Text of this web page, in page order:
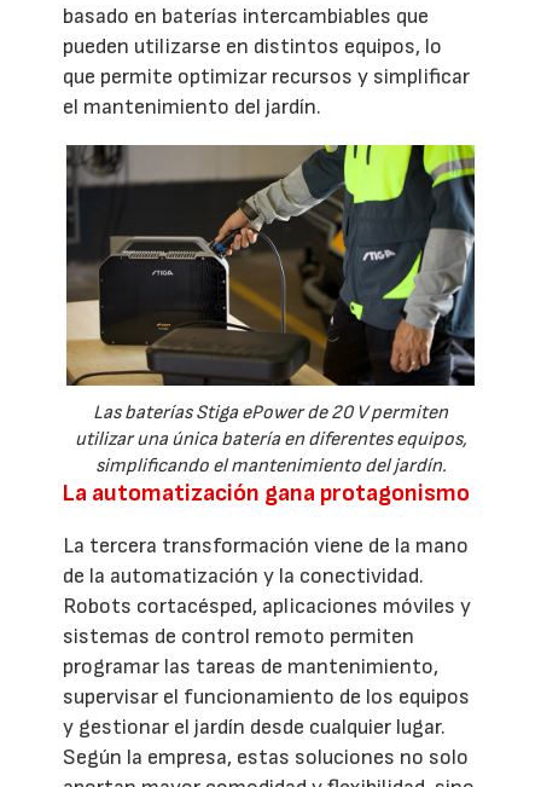
basado en baterías intercambiables que
pueden utilizarse en distintos equipos, lo
que permite optimizar recursos y simplificar
el mantenimiento del jardín.
Las baterías Stiga ePower de 20 V permiten
utilizar una única batería en diferentes equipos,
simplificando el mantenimiento del jardín.
La automatización gana protagonismo
La tercera transformación viene de la mano
de la automatización y la conectividad.
Robots cortacésped, aplicaciones móviles y
sistemas de control remoto permiten
programar las tareas de mantenimiento,
supervisar el funcionamiento de los equipos
y gestionar el jardín desde cualquier lugar.
Según la empresa, estas soluciones no solo